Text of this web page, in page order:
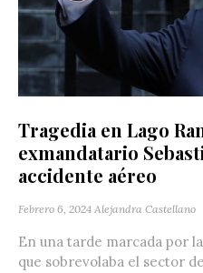
Tragedia en Lago
exmandatario
accidente aéreo
Febrero 6, 2024 Alejandra Castellano
En una tarde marcada por
que sobrevolaba el sector